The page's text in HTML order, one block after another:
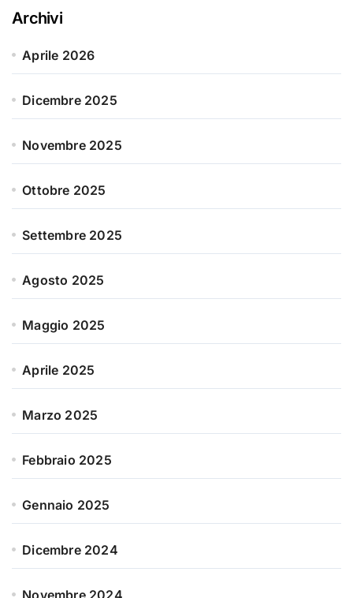
Archivi
Aprile 2026
Dicembre 2025
Novembre 2025
Ottobre 2025
Settembre 2025
Agosto 2025
Maggio 2025
Aprile 2025
Marzo 2025
Febbraio 2025
Gennaio 2025
Dicembre 2024